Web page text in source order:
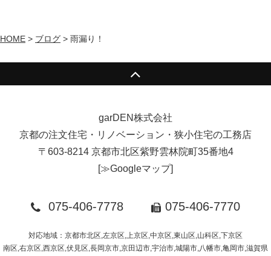
HOME > ブログ > 雨漏り！
garDEN株式会社
京都の注文住宅・リノベーション・狭小住宅の工務店
〒603-8214 京都市北区紫野雲林院町35番地4
[≫Googleマップ]
075-406-7778 075-406-7770
対応地域：京都市北区,左京区,上京区,中京区,東山区,山科区,下京区
南区,右京区,西京区,伏見区,長岡京市,京田辺市,宇治市,城陽市,八幡市,亀岡市,滋賀県